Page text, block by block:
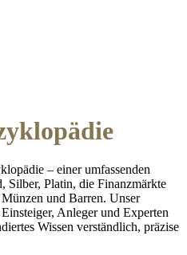
– einer umfassenden
Silber, Platin, die Finanzmärkte
und Barren. Unser
Anleger und Experten
Wissen verständlich, präzise